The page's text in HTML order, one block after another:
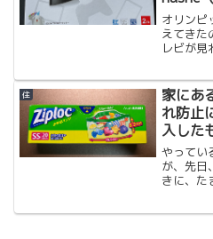
オリンピ
えてきた
レビが
おうとし
出品は数
ーして待
住
家にあ
れ防止
入した
やってい
が、先日
きに、た